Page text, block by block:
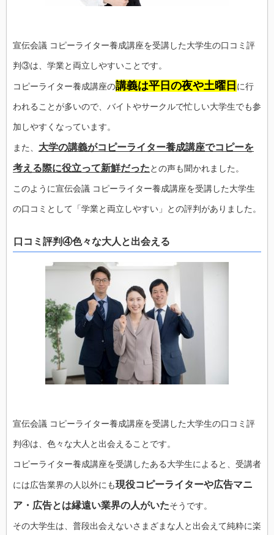
宣伝会議 コピーライター養成講座を受講した大学生の口コミ評
判③は、学業と両立しやすいことです。
コピーライター養成講座の講義は平日の夜や土曜日 に行
われることが多いので、バイトやサークルで忙しい大学生でも参
加しやすくなっています。
また、 大学の講義がコピーライター養成講座でコピーを
考える際に役立って新鮮だったとの声も聞かれました。
このように宣伝会議 コピーライター養成講座を受講した大学生
の口コミとして「学業と両立しやすい」との評判がありました。
口コミ評判④色々な大人と出会える
宣伝会議 コピーライター養成講座を受講した大学生の口コミ評
判④は、色々な大人と出会えることです。
コピーライター養成講座を受講したある大学生によると、受講者
には広告業界の人以外にも現役コピーライターや広告マニ
ア・広告とは縁遠い業界の人がいたそうです。
その大学生は、普段出会えないさまざまな人と出会えて純粋に楽